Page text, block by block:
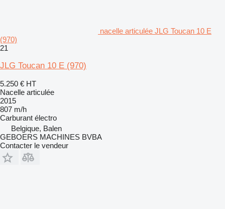
nacelle articulée JLG Toucan 10 E
(970)
21
JLG Toucan 10 E (970)
5.250 € HT
Nacelle articulée
2015
807 m/h
Carburant électro
Belgique, Balen
GEBOERS MACHINES BVBA
Contacter le vendeur